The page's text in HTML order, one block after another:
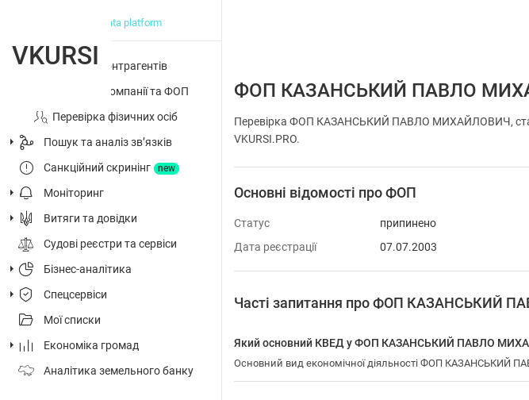
big data platform
Перевірка контрагентів
Досьє на компанії та ФОП
Перевірка фізичних осіб
Пошук та аналіз звʼязків
Санкційний скринінг
new
Моніторинг
Витяги та довідки
Судові реєстри та сервіси
Бізнес-аналітика
Спецсервіси
Мої списки
Економіка громад
Аналітика земельного банку
ФОП КАЗАНСЬКИЙ ПАВЛО
Перевірка ФОП КАЗАНСЬКИЙ ПАВЛО МИХАЙЛОВИЧ,
VKURSI.PRO.
Основні відомості про ФОП
Статус припинено
Дата реєстрації
07.07.2003
Часті запитання про ФОП КАЗАНСЬКИЙ
Який основний КВЕД у ФОП КАЗАНСЬКИЙ ПАВЛО
Основний вид економічної діяльності ФОП КАЗАНСЬКИЙ
VKURSI